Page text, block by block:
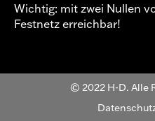
Wichtig: mit zwei Nullen
Festnetz erreichbar!
© 2022 H-D. Alle